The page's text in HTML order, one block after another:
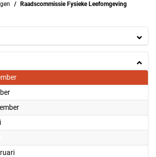
Raadscommissie Fysieke Leefomgeving
2025
2025
2025
2025
2025